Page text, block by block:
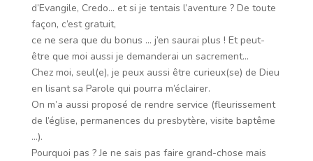
d’Evangile, Credo… et si je tentais l’aventure ? De toute
façon, c’est gratuit,
ce ne sera que du bonus … j’en saurai plus ! Et peut-
être que moi aussi je demanderai un sacrement…
Chez moi, seul(e), je peux aussi être curieux(se) de Dieu
en lisant sa Parole qui pourra m’éclairer.
On m’a aussi proposé de rendre service (fleurissement
de l’église, permanences du presbytère, visite baptême
…).
Pourquoi pas ? Je ne sais pas faire grand-chose mais